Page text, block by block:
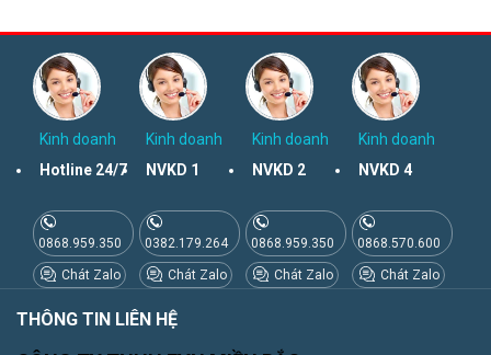
Kinh doanh
Hotline 24/7
0868.959.350
Chát Zalo
Kinh doanh
NVKD 1
0382.179.264
Chát Zalo
Kinh doanh
NVKD 2
0868.959.350
Chát Zalo
Kinh doanh
NVKD 4
0868.570.600
Chát Zalo
THÔNG TIN LIÊN HỆ